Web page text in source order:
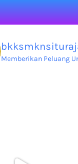
Memberikan Peluang